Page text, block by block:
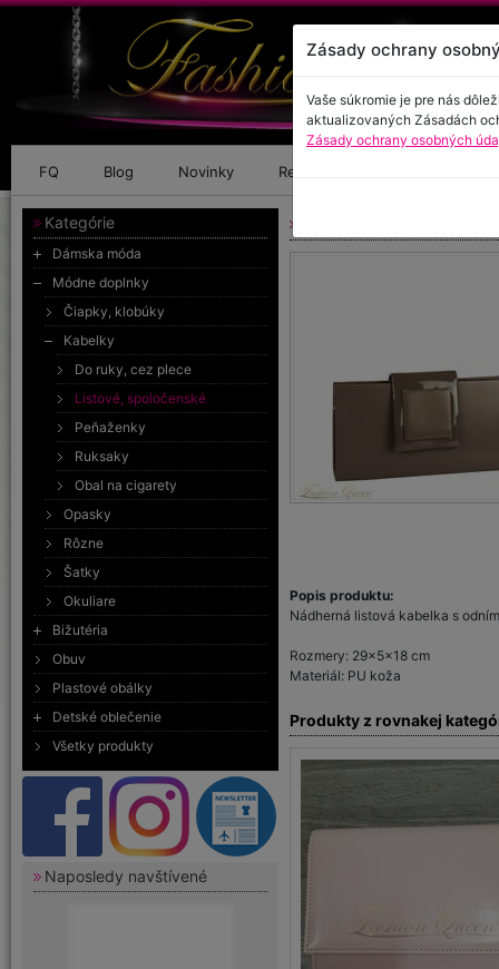
FQ Blog Novinky Referencie
Kategórie
Dámska móda
Módne doplnky
Čiapky, klobúky
Kabelky
Do ruky, cez plece
Listové, spoločenské
Peňaženky
Ruksaky
Obal na cigarety
Opasky
Rôzne
Šatky
Okuliare
Bižutéria
Obuv
Plastové obálky
Detské oblečenie
Všetky produkty
Naposledy navštívené
Popis produktu:
Nádherná listová kabelka s
Rozmery: 29x5x18 cm
Materiál: PU koža
Produkty z rovnakej
Zásady ochrany
Vaše súkromie je pre nás
aktualizovaných Zásadách
Zásady ochrany osobných